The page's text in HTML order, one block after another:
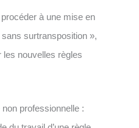
à une mise en
surtransposition »,
les nouvelles règles
non professionnelle :